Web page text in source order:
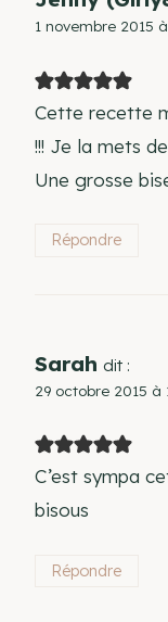
1 novembre 2015
Cette recette
!!! Je la mets
Une grosse
Répondre
Sarah dit :
29 octobre 2015 à
C’est sympa
bisous
Répondre